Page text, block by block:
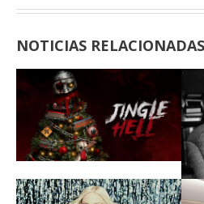
NOTICIAS